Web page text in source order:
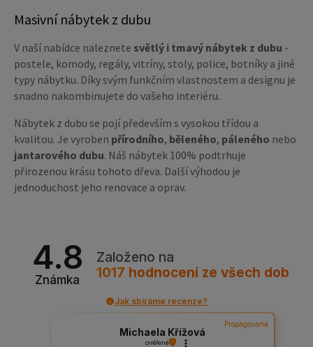
Masivní nábytek z dubu
V naší nabídce naleznete světlý i tmavý nábytek z dubu -
postele, komody, regály, vitríny, stoly, police, botníky a jiné
typy nábytku. Díky svým funkčním vlastnostem a designu je
snadno nakombinujete do vašeho interiéru.
Nábytek z dubu se pojí především s vysokou třídou a
kvalitou. Je vyroben přírodního, běleného, páleného nebo
jantarového dubu. Náš nábytek 100% podtrhuje
přirozenou krásu tohoto dřeva. Další výhodou je
jednoduchost jeho renovace a oprav.
4.8
Známka
Založeno na
1017 hodnocení ze všech dob
Jak sbíráme recenze?
Propagovaná
Michaela Křížová
ověřené